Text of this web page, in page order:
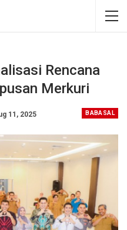
Rencana
Merkuri
BABASAL
11, 2025